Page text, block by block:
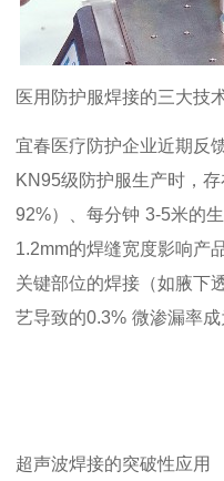
医用防护服焊接的三大技
宜春医疗防护企业近期反
KN95级防护服生产时，
92%）、每分钟 3-5米的
1.2mm的焊缝宽度影响产
关键部位的焊接（如腋下
艺导致的0.3% 微渗漏率成
超声波焊接的突破性应用